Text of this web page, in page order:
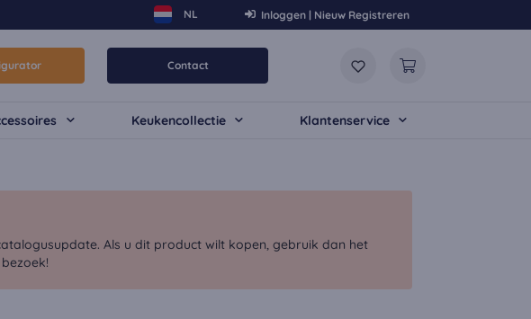
Inloggen | Nieuw Registreren
Contact
Keukencollectie Klantenservice
Als u dit product wilt kopen, gebruik dan het